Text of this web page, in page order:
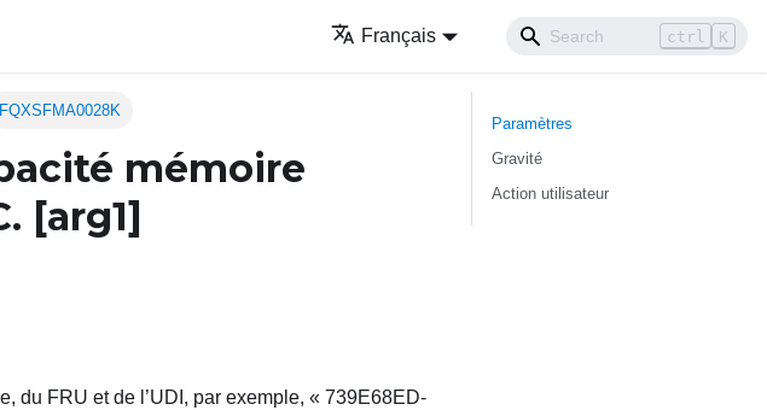
Français ctrl K
FQXSFMA0028K
mémoire
[arg1]
du FRU et de l’UDI, par exemple, « 739E68ED-
Paramètres
Gravité
Action utilisateur